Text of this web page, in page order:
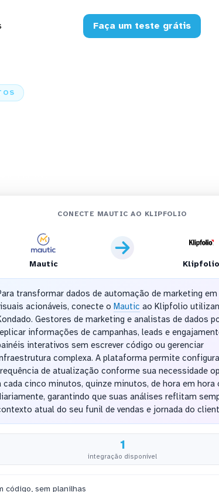
Faça um teste grátis
CONECTE MAUTIC AO KLIPFOLIO
Mautic Klipfolio
transformar dados de automação de marketing
acionáveis, conecte o Mautic ao Klipfolio
Gestores de marketing e analistas de dados
informações de campanhas, leads e
interativos sem escrever código ou gerenciar
complexa. A plataforma permite
de atualização conforme sua necessidade
cada cinco minutos, quinze minutos, de hora em hora
garantindo que suas análises reflitam
atual do seu funil de vendas e jornada do
1
integração disponível
código, sem planilhas